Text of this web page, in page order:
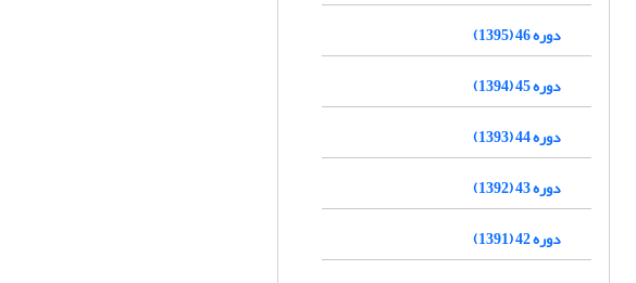
دوره 46 (1395)
دوره 45 (1394)
دوره 44 (1393)
دوره 43 (1392)
دوره 42 (1391)